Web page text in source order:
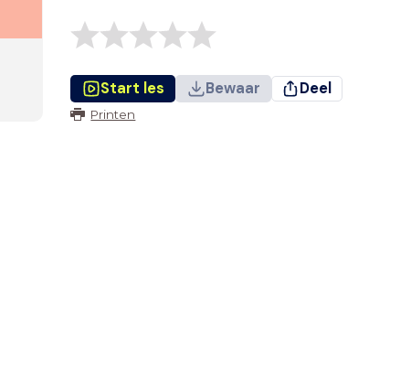
Start les Bewaar Deel
Printen